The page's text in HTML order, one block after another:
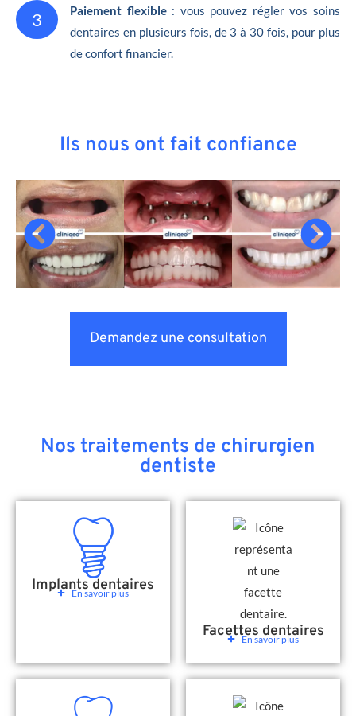
3 Paiement flexible: vous pouvez régler vos soins
dentaires en plusieurs fois, de 3 à 30 fois, pour plus
de confort financier.
Ils nous ont fait confiance
Demandez une consultation
Nos traitements de chirurgien
dentiste
Implants dentaires
En savoir plus
Facettes dentaires
En savoir plus